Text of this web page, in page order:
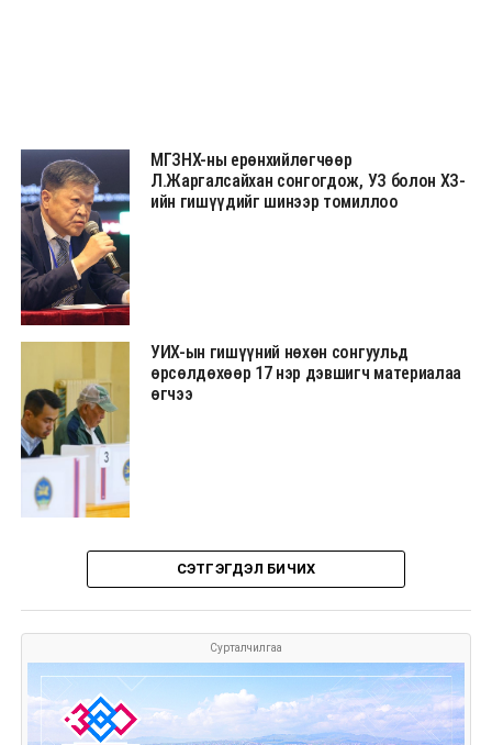
МГЗНХ-ны ерөнхийлөгчөөр
Л.Жаргалсайхан сонгогдож, УЗ болон ХЗ-
ийн гишүүдийг шинээр томиллоо
УИХ-ын гишүүний нөхөн сонгуульд
өрсөлдөхөөр 17 нэр дэвшигч материалаа
өгчээ
СЭТГЭГДЭЛ БИЧИХ
Сурталчилгаа